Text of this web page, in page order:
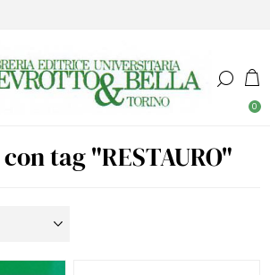
0
tag "RESTAURO"